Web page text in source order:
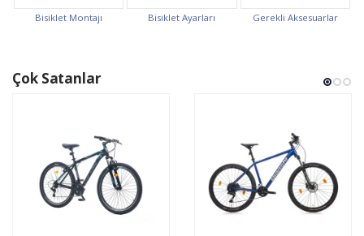
Bisiklet Montajı Bisiklet Ayarları Gerekli Aksesuarlar
Çok Satanlar